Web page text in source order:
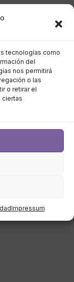
tecnologías como
del
nos permitirá
o las
o retirar el
ciertas
Impressum